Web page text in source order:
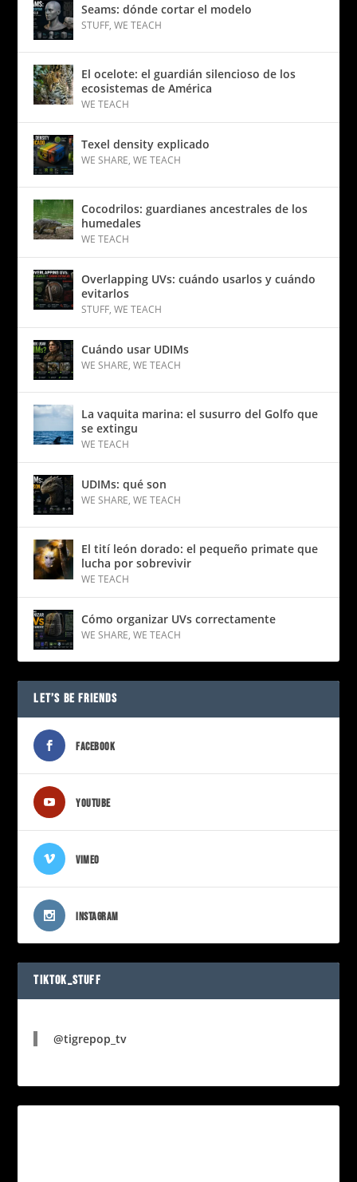
Seams: dónde cortar el modelo
STUFF,WE TEACH
El ocelote: el guardián silencioso de los
ecosistemas de América
WE TEACH
Texel density explicado
WE SHARE,WE TEACH
Cocodrilos: guardianes ancestrales de los
humedales
WE TEACH
Overlapping UVs: cuándo usarlos y cuándo
evitarlos
STUFF,WE TEACH
Cuándo usar UDIMs
WE SHARE,WE TEACH
La vaquita marina: el susurro del Golfo que
se extingu
WE TEACH
UDIMs: qué son
WE SHARE,WE TEACH
El tití león dorado: el pequeño primate que
lucha por sobrevivir
WE TEACH
Cómo organizar UVs correctamente
WE SHARE,WE TEACH
LET’S BE FRIENDS
FACEBOOK
YOUTUBE
VIMEO
INSTAGRAM
TIKTOK_STUFF
@tigrepop_tv